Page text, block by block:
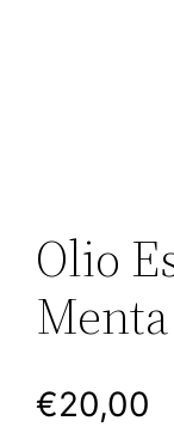
Olio
€20,00